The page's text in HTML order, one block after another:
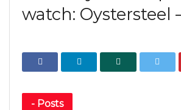
watch: Oystersteel
- Posts